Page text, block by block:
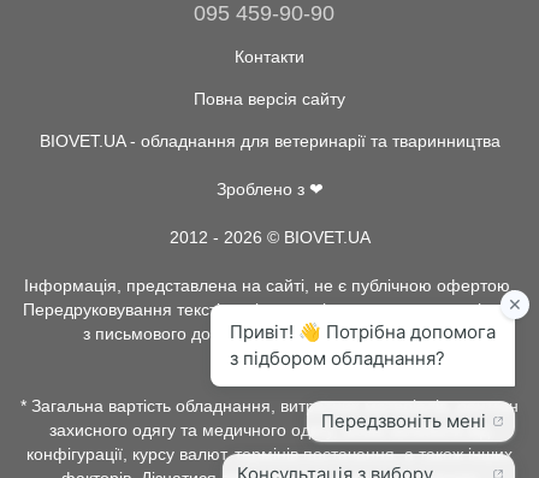
095 459-90-90
Контакти
Повна версія сайту
BIOVET.UA - обладнання для ветеринарії та тваринництва
Зроблено з ❤
2012 - 2026 © BIOVET.UA
Інформація, представлена на сайті, не є публічною офертою.
Передруковування текстів та інше копіювання, можливо тільки
з письмового дозволу адміністрації BIOVET.UA.
* Загальна вартість обладнання, витратних матеріалів, рентген
захисного одягу та медичного одягу, може залежати від
конфігурації, курсу валют, термінів постачання, а також інших